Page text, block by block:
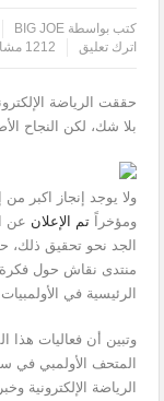
كتب بواسطةBIG JOE
اترك تعليق
1212 مشاهدة
حققت الرياضة
بلا شك، لكن النجاح
ولا يوجد إنجاز اكبر من
ومؤخراًتم الإعلان عن
الجد نحو تحقيق ذلك،
منتدى نقاش حول فكرة
الرئيسية في الأولمبيات.
المتحف الأولمبي
الرياضة الإلكترونية